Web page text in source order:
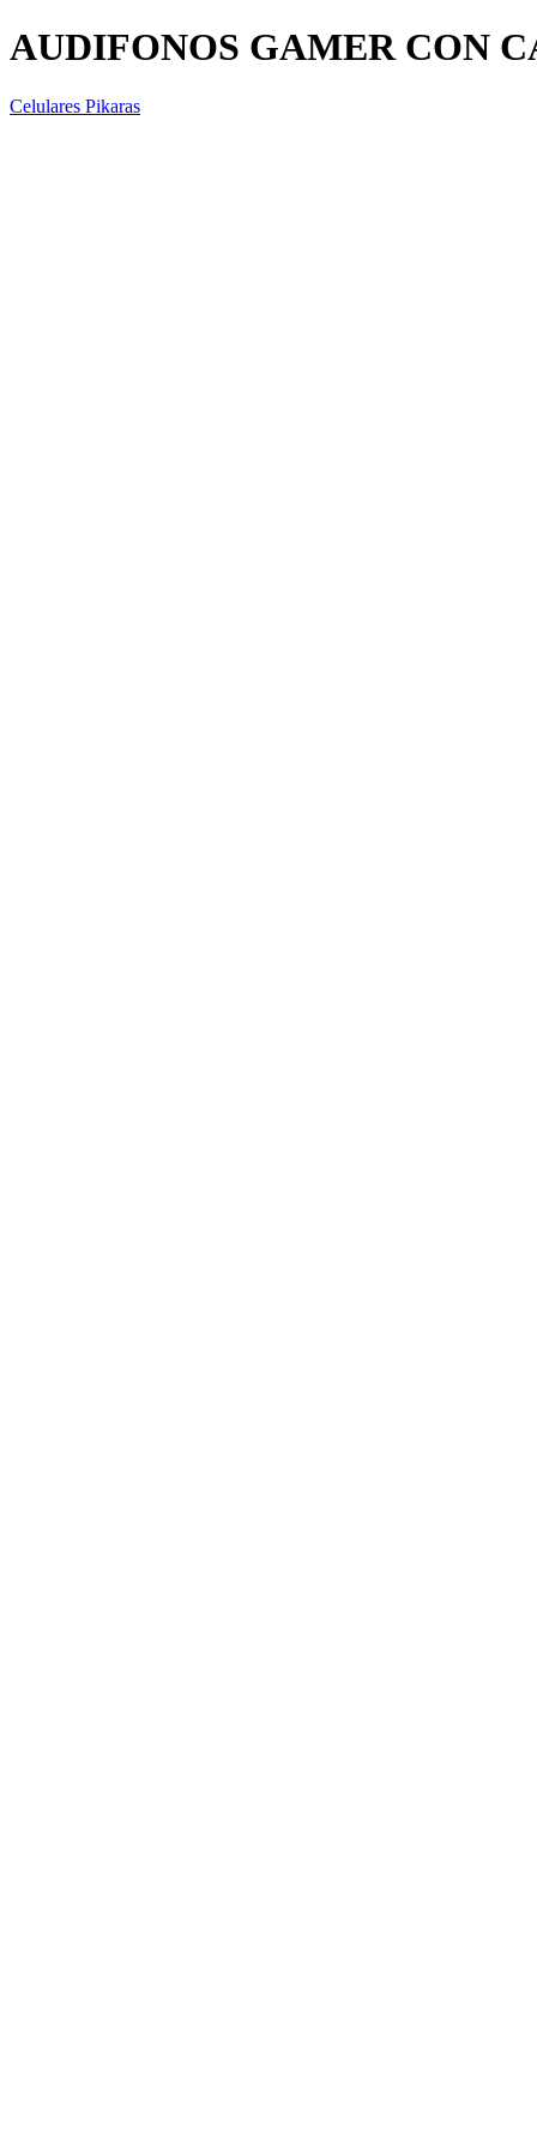
AUDIFONOS GAMER CON
Celulares Pikaras